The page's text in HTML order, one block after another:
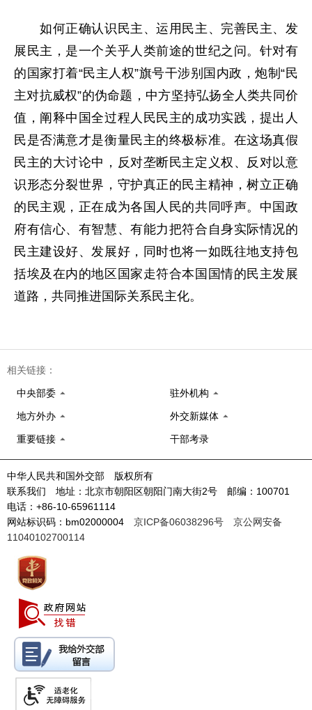
如何正确认识民主、运用民主、完善民主、发
展民主，是一个关乎人类前途的世纪之问。针对有
的国家打着“民主人权”旗号干涉别国内政，炮制“民
主对抗威权”的伪命题，中方坚持弘扬全人类共同价
值，阐释中国全过程人民民主的成功实践，提出人
民是否满意才是衡量民主的终极标准。在这场真假
民主的大讨论中，反对垄断民主定义权、反对以意
识形态分裂世界，守护真正的民主精神，树立正确
的民主观，正在成为各国人民的共同呼声。中国政
府有信心、有智慧、有能力把符合自身实际情况的
民主建设好、发展好，同时也将一如既往地支持包
括埃及在内的地区国家走符合本国国情的民主发展
道路，共同推进国际关系民主化。
相关链接：
中央部委 驻外机构
地方外办 外交新媒体
重要链接 干部考录
中华人民共和国外交部 版权所有
联系我们 地址：北京市朝阳区朝阳门南大街2号 邮编：100701
电话：+86-10-65961114
网站标识码：bm02000004 京ICP备06038296号
京公网安备
11040102700114